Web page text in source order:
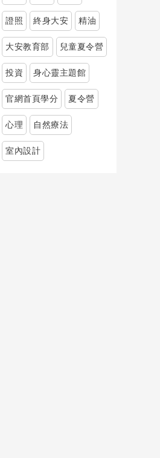
證照 終身大安 精油
大安教育部 兒童夏令營
投資 身心靈主題館
官網首頁學分 夏令營
心理 自然療法
室內設計